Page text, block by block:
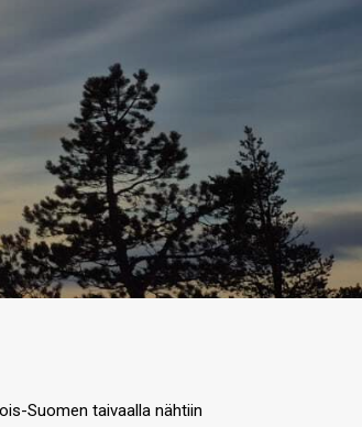
Suomen taivaalla nähtiin